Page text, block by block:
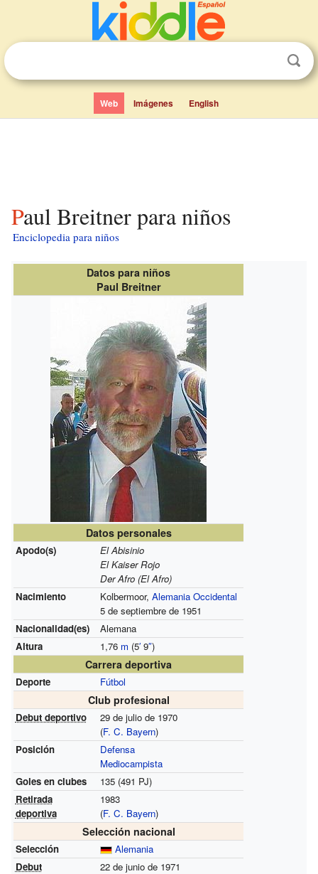
Web Imágenes English
Paul Breitner para niños
Enciclopedia para niños
Datos para niños
Paul Breitner
Datos personales
Apodo(s)
El Abisinio
El Kaiser Rojo
Der Afro (El Afro)
Nacimiento
Kolbermoor, Alemania Occidental
5 de septiembre de 1951
Nacionalidad(es)
Alemana
Altura
1,76 m (5′9″)
Carrera deportiva
Deporte Fútbol
Club profesional
Debut deportivo
29 de julio de 1970
(F. C. Bayern)
Posición
Defensa
Mediocampista
Goles en clubes
135 (491 PJ)
Retirada
deportiva
1983
(F. C. Bayern)
Selección nacional
Selección
Alemania
Debut
22 de junio de 1971